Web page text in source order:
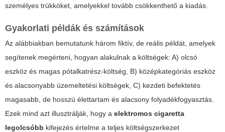
személyes trükköket, amelyekkel tovább csökkenthető a kiadás.
Gyakorlati példák és számítások
Az alábbiakban bemutatunk három fiktív, de reális példát, amelyek
segítenek megérteni, hogyan alakulnak a költségek: A) olcsó
eszköz és magas pótalkatrész-költség, B) középkategóriás eszköz
és alacsonyabb üzemeltetési költségek, C) kezdeti befektetés
magasabb, de hosszú élettartam és alacsony folyadékfogyasztás.
Ezek mind azt illusztrálják, hogy a elektromos cigaretta
legolcsóbb kifejezés értelme a teljes költségszerkezet